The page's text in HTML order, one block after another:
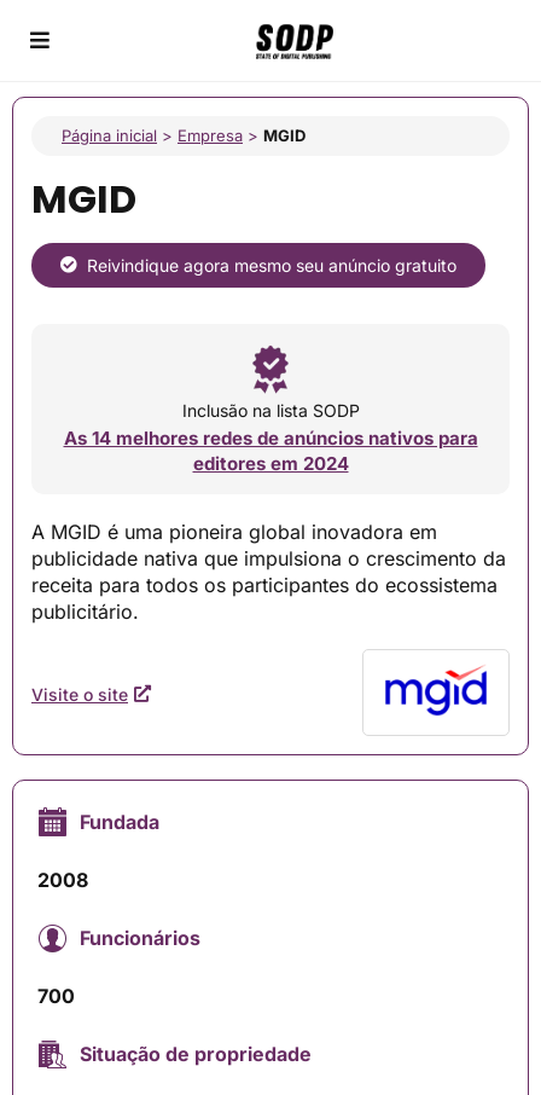
Página inicial > Empresa > MGID
MGID
Reivindique agora mesmo seu anúncio gratuito
Inclusão na lista SODP
As 14 melhores redes de anúncios nativos para
editores em 2024
A MGID é uma pioneira global inovadora em
publicidade nativa que impulsiona o crescimento da
receita para todos os participantes do ecossistema
publicitário.
Visite o site
Fundada
2008
Funcionários
700
Situação de propriedade